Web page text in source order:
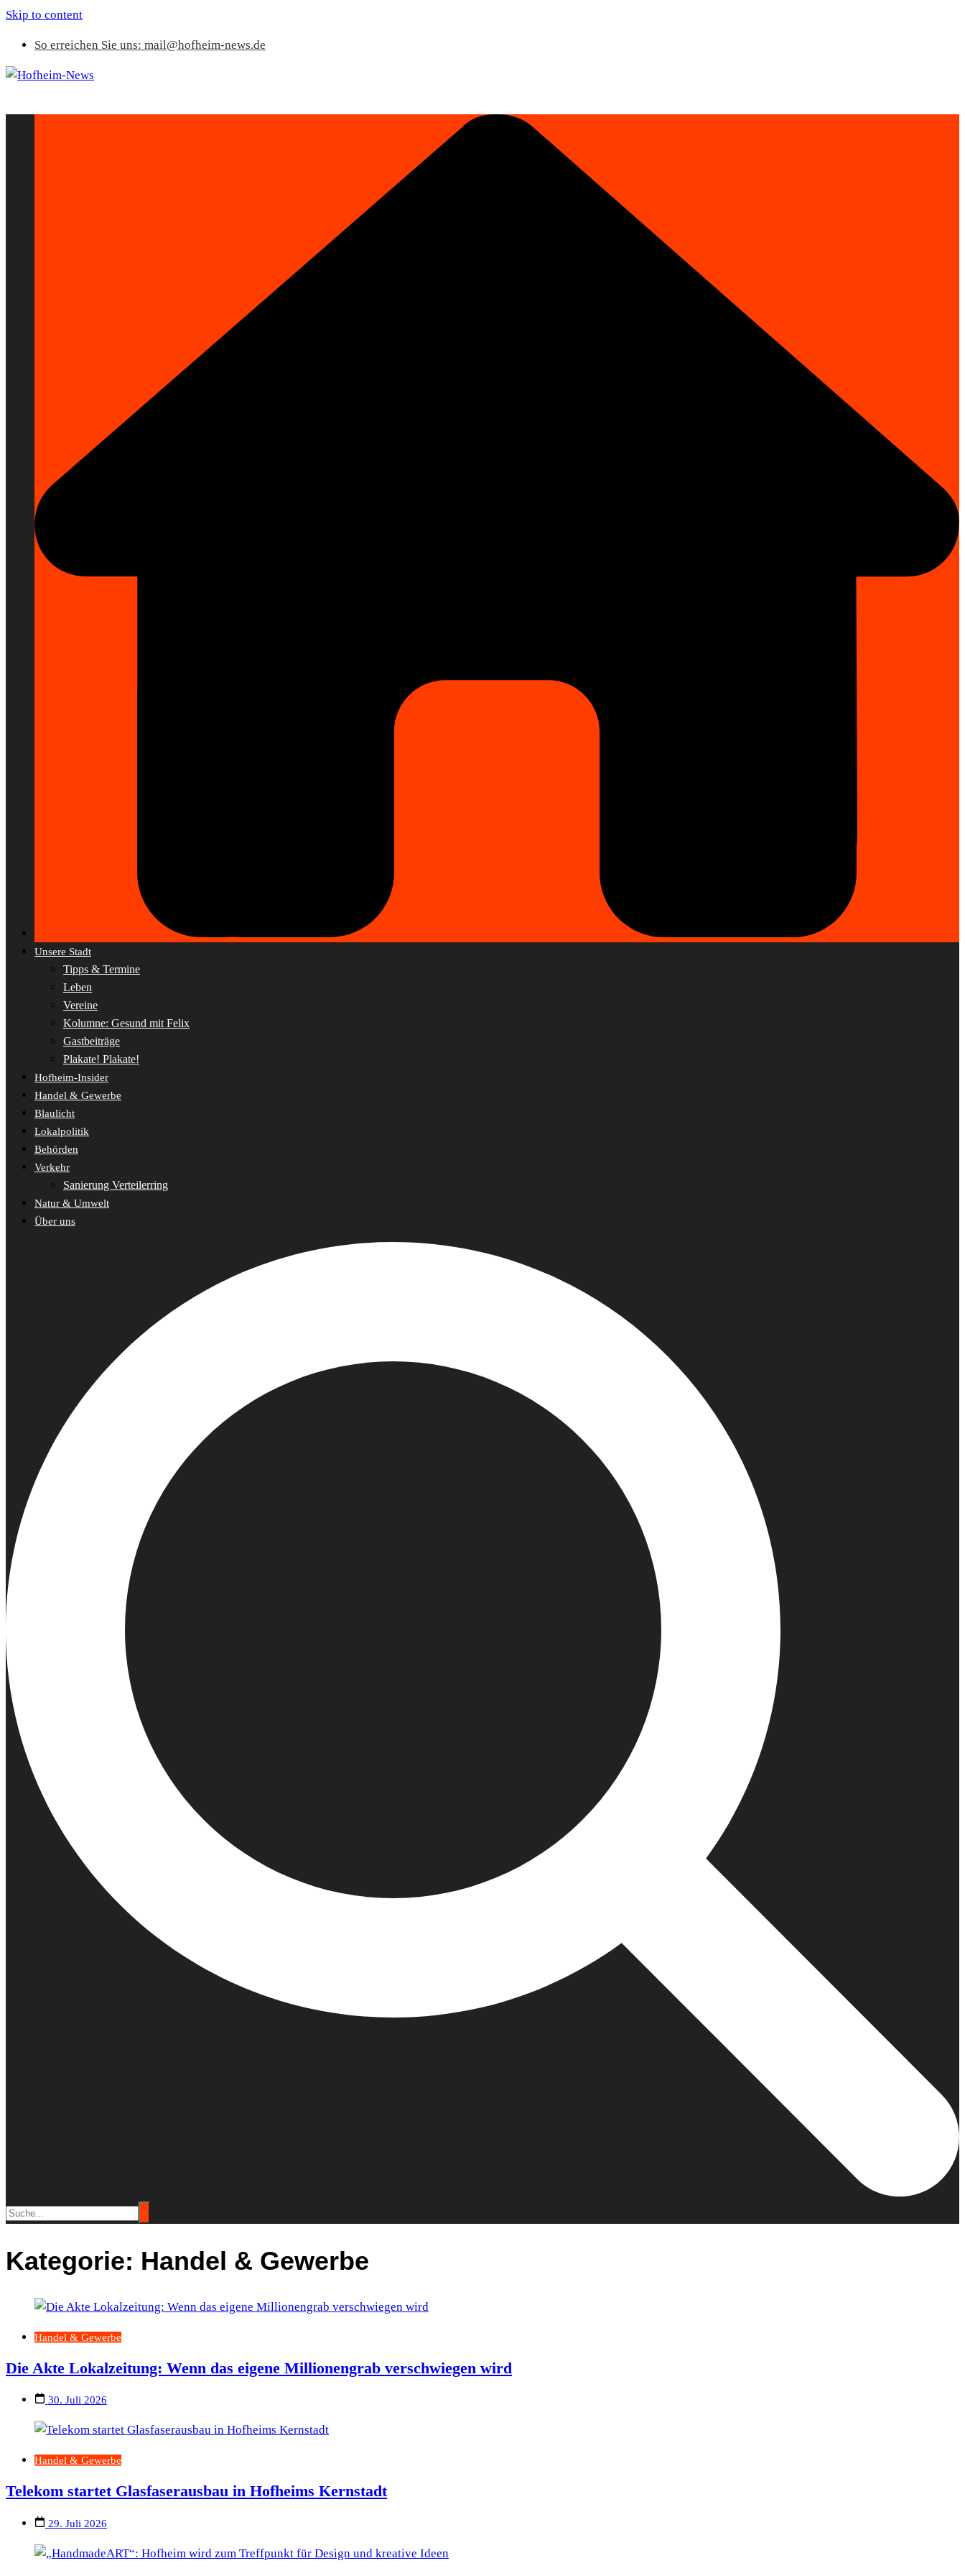
Skip to content
So erreichen Sie uns: mail@hofheim-news.de
Unsere Stadt
Tipps & Termine
Leben
Vereine
Kolumne: Gesund mit Felix
Gastbeiträge
Plakate! Plakate!
Hofheim-Insider
Handel & Gewerbe
Blaulicht
Lokalpolitik
Behörden
Verkehr
Sanierung Verteilerring
Natur & Umwelt
Über uns
Kategorie: Handel & Gewerbe
Handel & Gewerbe
Die Akte Lokalzeitung: Wenn das eigene Millionengrab verschwiegen wird
30. Juli 2026
Handel & Gewerbe
Telekom startet Glasfaserausbau in Hofheims Kernstadt
29. Juli 2026